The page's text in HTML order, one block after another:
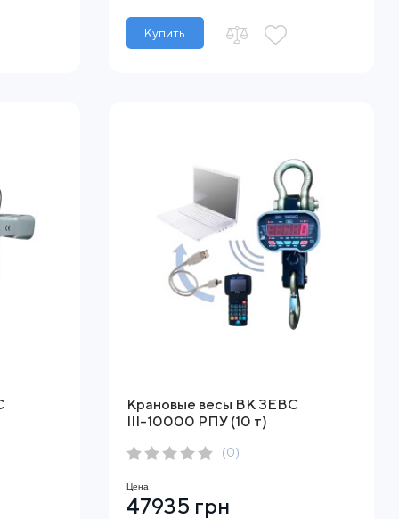
Купить
Крановые весы ВК ЗЕВС
ІІІ-10000 РПУ (10 т)
(0)
Цена
47935 грн